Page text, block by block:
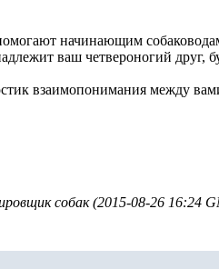
начинающим
ваш четвероногий
взаимопонимания между
собак (2015-08-26 16:24